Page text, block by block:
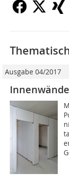
Ausgabe 04/2017